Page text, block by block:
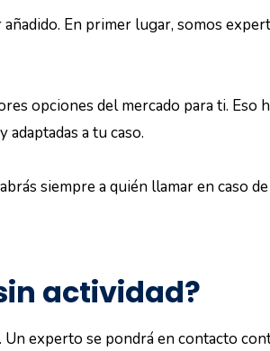
En primer lugar, somos
opciones del mercado para ti. Eso
a tu caso.
siempre a quién llamar en caso
actividad?
experto se pondrá en contacto